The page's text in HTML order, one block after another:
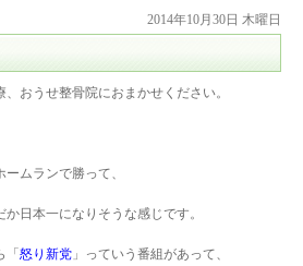
2014年10月30日 木曜日
おうせ整骨院におまかせください。
ムランで勝って、
日本一になりそうな感じです。
「怒り新党 」っていう番組があって、